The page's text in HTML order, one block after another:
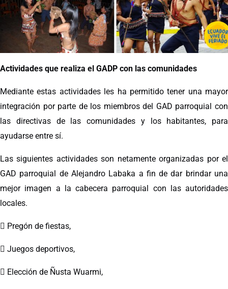
Actividades que realiza el GADP con las comunidades
Mediante estas actividades les ha permitido tener una mayor
integración por parte de los miembros del GAD parroquial con
las directivas de las comunidades y los habitantes, para
ayudarse entre sí.
Las siguientes actividades son netamente organizadas por el
GAD parroquial de Alejandro Labaka a fin de dar brindar una
mejor imagen a la cabecera parroquial con las autoridades
locales.
 Pregón de fiestas,
 Juegos deportivos,
 Elección de Ñusta Wuarmi,